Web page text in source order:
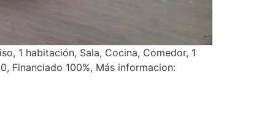
1 habitación, Sala, Cocina, Comedor, 1
Financiado 100%, Más informacion: